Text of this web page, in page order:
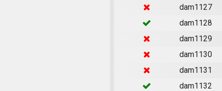
dam1127
dam1128
dam1129
dam1130
dam1131
dam1132